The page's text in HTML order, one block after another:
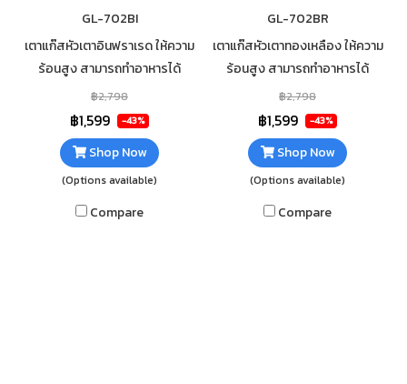
GL-702BI
เตาแก๊สหัวเตาอินฟราเรด ให้ความ
ร้อนสูง สามารถทำอาหารได้
รวดเร็ว กระจกนิรภัยหนา 7mm เส
ริมฟอยกันความร้อนใต้กระจก
ทำความสะอาดง่าย
฿2,798
฿1,599 -43%
Shop Now
(Options available)
Compare
GL-702BR
เตาแก๊สหัวเตาทองเหลือง ให้ความ
ร้อนสูง สามารถทำอาหารได้
รวดเร็ว กระจกนิรภัยหนา 7mm เส
ริมฟอยกันความร้อนใต้กระจก
ทำความสะอาดง่าย
฿2,798
฿1,599 -43%
Shop Now
(Options available)
Compare